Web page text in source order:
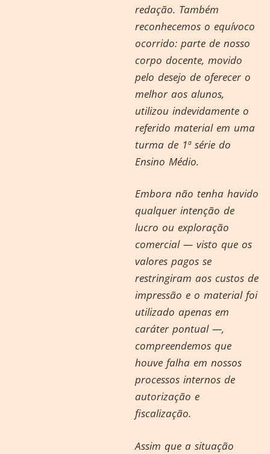
redação. Também
reconhecemos o equívoco
ocorrido: parte de nosso
corpo docente, movido
pelo desejo de oferecer o
melhor aos alunos,
utilizou indevidamente o
referido material em uma
turma de 1ª série do
Ensino Médio.
Embora não tenha havido
qualquer intenção de
lucro ou exploração
comercial — visto que os
valores pagos se
restringiram aos custos de
impressão e o material foi
utilizado apenas em
caráter pontual —,
compreendemos que
houve falha em nossos
processos internos de
autorização e
fiscalização.
Assim que a situação